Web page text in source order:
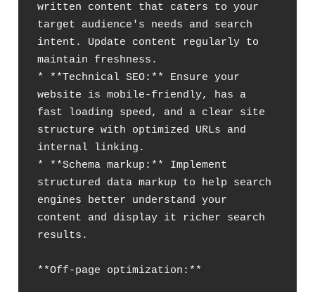
written content that caters to your
target audience's needs and search
intent. Update content regularly to
maintain freshness.
* **Technical SEO:** Ensure your
website is mobile-friendly, has a
fast loading speed, and a clear site
structure with optimized URLs and
internal linking.
* **Schema markup:** Implement
structured data markup to help search
engines better understand your
content and display it richer search
results.
**Off-page optimization:**